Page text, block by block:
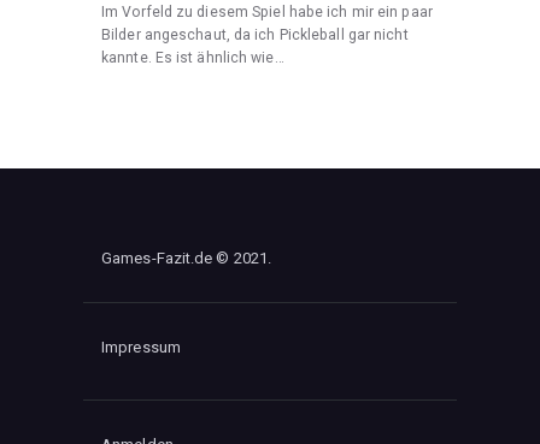
Im Vorfeld zu diesem Spiel habe ich mir ein paar
Bilder angeschaut, da ich Pickleball gar nicht
kannte. Es ist ähnlich wie…
Games-Fazit.de © 2021.
Impressum